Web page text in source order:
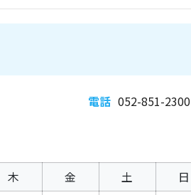
電話 052-851-2300
木 金 土 日